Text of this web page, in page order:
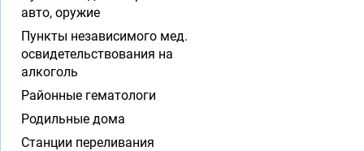
авто, оружие
Пункты независимого мед.
освидетельствования на
алкоголь
Районные гематологи
Родильные дома
Станции переливания